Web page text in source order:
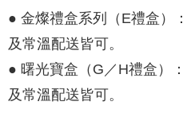
● 金燦禮盒系列（E禮盒）：
及常溫配送皆可。
● 曙光寶盒（G／H禮盒）：
及常溫配送皆可。